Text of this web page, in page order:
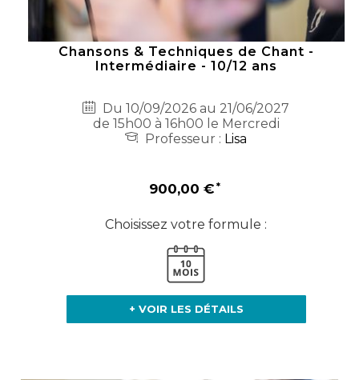
Chansons & Techniques de Chant -
Intermédiaire - 10/12 ans
Du 10/09/2026 au 21/06/2027
de 15h00 à 16h00 le Mercredi
Professeur : Lisa
900,00 €
Choisissez votre formule :
+ VOIR LES DÉTAILS